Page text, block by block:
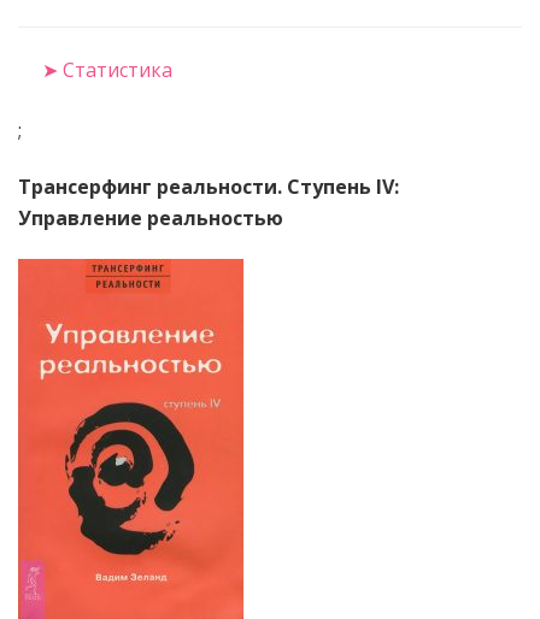
➤ Статистика
;
Трансерфинг реальности. Ступень IV:
Управление реальностью